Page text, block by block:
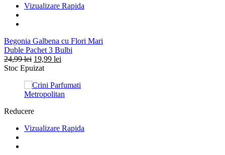
Vizualizare Rapida
Begonia Galbena cu Flori Mari
Duble Pachet 3 Bulbi
24,99lei Prețul
inițial
fost:
24,99 lei.
19,99 lei
19,99 lei.
Stoc Epuizat
Reducere
Vizualizare Rapida